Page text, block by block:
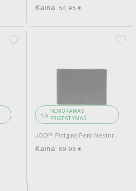
Kaina 54,95 €
NEMOKAMAS
PRISTATYMAS
JOOP! Piniginė Pero Nestor...
Kaina 69,95 €